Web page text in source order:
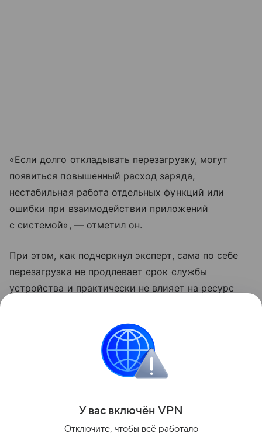
«Если долго откладывать перезагрузку, могут
появиться повышенный расход заряда,
нестабильная работа отдельных функций или
ошибки при взаимодействии приложений
с системой», — отметил он.
При этом, как подчеркнул эксперт, сама по себе
перезагрузка не продлевает срок службы
устройства и практически не влияет на ресурс
изнашиваются главным образом из-за циклов
зарядки, высокой температуры и естественного
старения, а не из-за длительности непрерывной
работы без выключения, заключил Рыбников.
Поделиться
У вас включён VPN
Отключите, чтобы всё работало